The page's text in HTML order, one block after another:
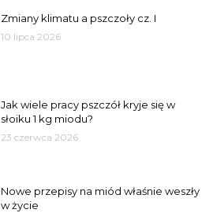
Zmiany klimatu a pszczoły cz. I
10 lipca 2026
Jak wiele pracy pszczół kryje się w
słoiku 1 kg miodu?
23 czerwca 2026
Nowe przepisy na miód właśnie weszły
w życie